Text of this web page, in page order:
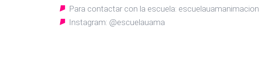
Para contactar con la escuela:
Instagram: @escuelauama